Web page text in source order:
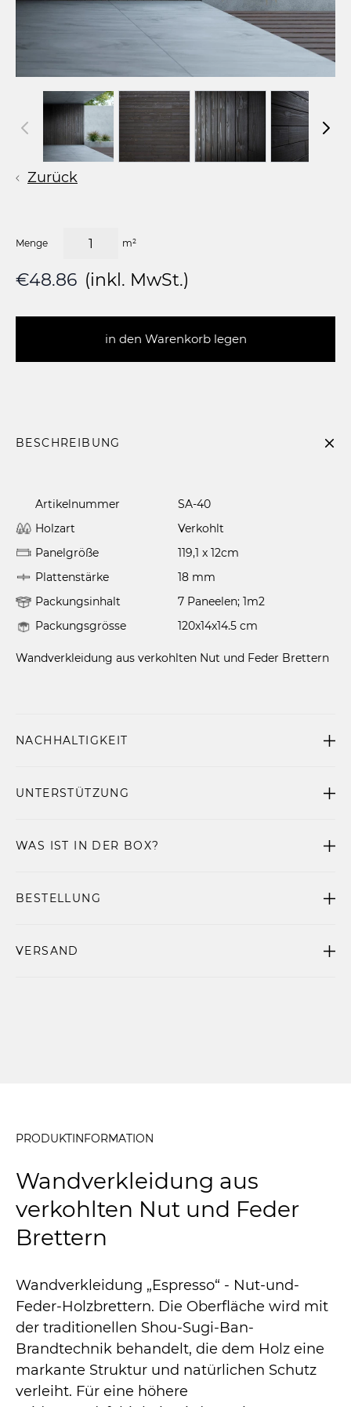
Zurück
Menge m²
€48.86 (inkl. MwSt.)
in den Warenkorb legen
BESCHREIBUNG
Artikelnummer
SA-40
Holzart
Verkohlt
Panelgröße
119,1 x 12cm
Plattenstärke
18 mm
Packungsinhalt
7 Paneelen; 1m2
Packungsgrösse
120x14x14.5 cm
Wandverkleidung aus verkohlten Nut und Feder Brettern
NACHHALTIGKEIT
UNTERSTÜTZUNG
WAS IST IN DER BOX?
BESTELLUNG
VERSAND
PRODUKTINFORMATION
Wandverkleidung aus
verkohlten Nut und Feder
Brettern
Wandverkleidung „Espresso“ - Nut-und-
Feder-Holzbrettern. Die Oberfläche wird mit
der traditionellen Shou-Sugi-Ban-
Brandtechnik behandelt, die dem Holz eine
markante Struktur und natürlichen Schutz
verleiht. Für eine höhere